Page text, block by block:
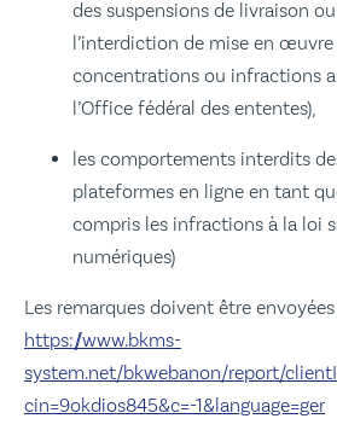
des suspensions de livraison
l’interdiction de mise en
concentrations ou infractions
l’Office fédéral des ententes),
les comportements interdits
plateformes en ligne en tant
compris les infractions à la loi
numériques)
Les remarques doivent être
https://www.bkms-
system.net/bkwebanon/report/
cin=9okdios845&c=-1&language=ger